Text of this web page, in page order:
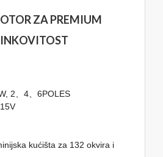
ZA PREMIUM
2、4、6POLES
kućišta za 132 okvira i